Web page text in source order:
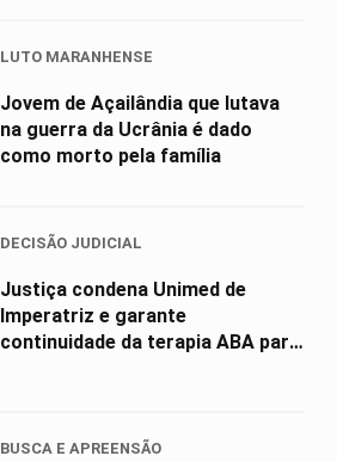
LUTO MARANHENSE
Jovem de Açailândia que lutava
na guerra da Ucrânia é dado
como morto pela família
DECISÃO JUDICIAL
Justiça condena Unimed de
Imperatriz e garante
continuidade da terapia ABA para
BUSCA E APREENSÃO